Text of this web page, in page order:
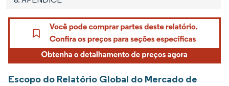
Escopo do Relatório Global do Mercado de